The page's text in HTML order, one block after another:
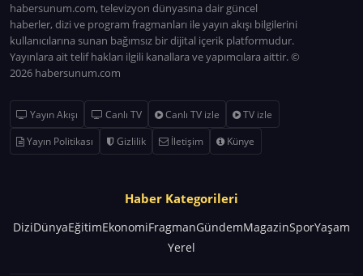
habersunum.com, televizyon dünyasına dair güncel
haberler, dizi ve program fragmanları ile yayın akışı bilgilerini
kullanıcılarına sunan bağımsız bir dijital içerik platformudur.
Yayınlara ait telif hakları ilgili kanallara ve yapımcılara aittir. ©
2026 habersunum.com
Yayın Akışı Canlı TV Canlı TV izle
TV izle
Yayın Politikası
Gizlilik İletişim Künye
Haber Kategorileri
DiziDünyaEğitimEkonomiFragmanGündemMagazinSporYaşam
Yerel